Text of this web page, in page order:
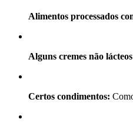
Alimentos processados
Alguns cremes não
Certos condimentos: